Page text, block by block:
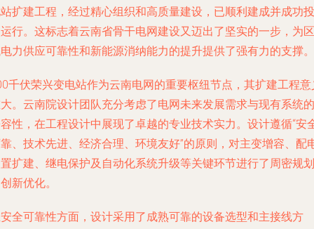
扩建工程，经过精心组织和高质量建设，已顺利建成并成功投
行。这标志着云南省骨干电网建设又迈出了坚实的一步，为区
力供应可靠性和新能源消纳能力的提升提供了强有力的支撑。
千伏荣兴变电站作为云南电网的重要枢纽节点，其扩建工程意
。云南院设计团队充分考虑了电网未来发展需求与现有系统的
性，在工程设计中展现了卓越的专业技术实力。设计遵循“安
、技术先进、经济合理、环境友好”的原则，对主变增容、配
扩建、继电保护及自动化系统升级等关键环节进行了周密规划
新优化。
全可靠性方面，设计采用了成熟可靠的设备选型和主接线方